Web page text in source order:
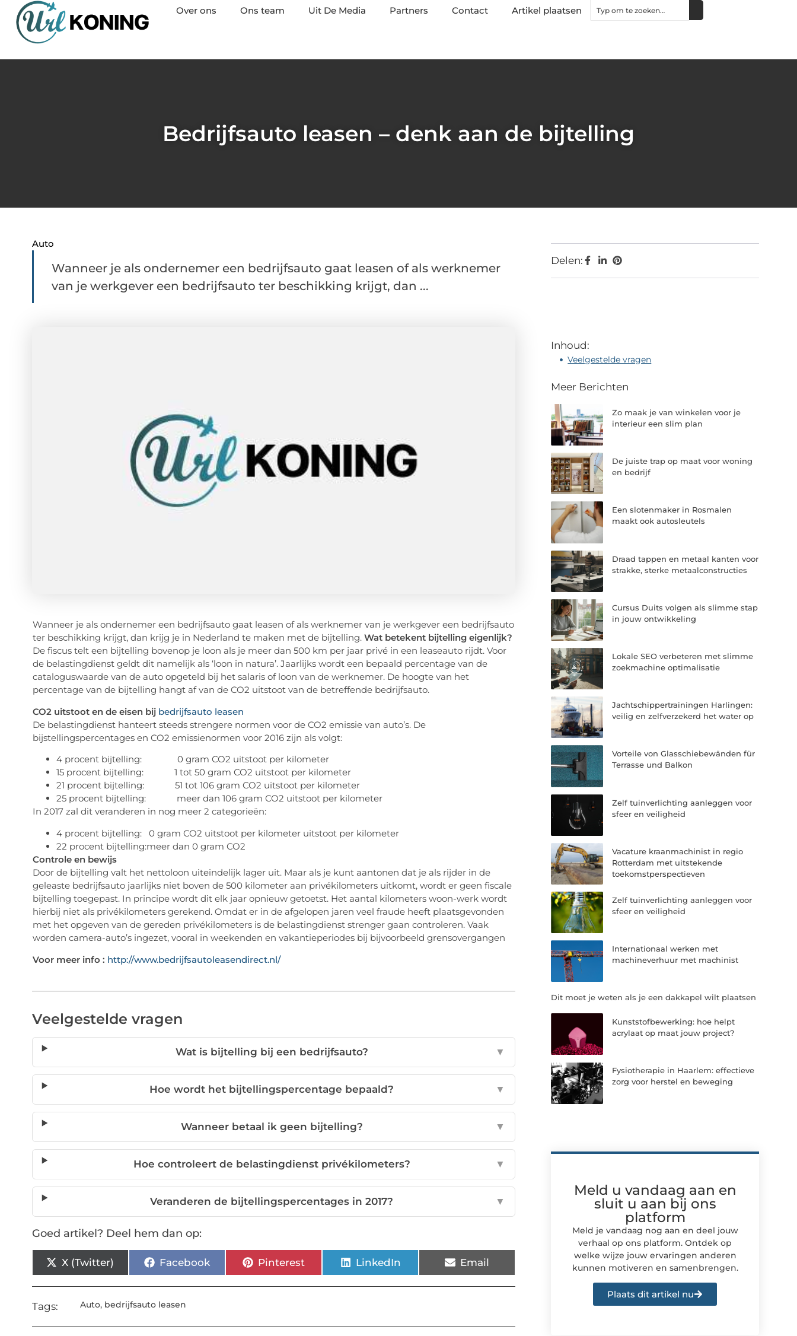
Over ons Ons team Uit De Media Partners Contact Artikel plaatsen
Bedrijfsauto leasen – denk aan de bijtelling
Auto
Wanneer je als ondernemer een bedrijfsauto gaat leasen of als werknemer
van je werkgever een bedrijfsauto ter beschikking krijgt, dan ...
Wanneer je als ondernemer een bedrijfsauto gaat leasen of als werknemer van je werkgever een bedrijfsauto
ter beschikking krijgt, dan krijg je in Nederland te maken met de bijtelling. Wat betekent bijtelling eigenlijk?
De fiscus telt een bijtelling bovenop je loon als je meer dan 500 km per jaar privé in een leaseauto rijdt. Voor
de belastingdienst geldt dit namelijk als ‘loon in natura’. Jaarlijks wordt een bepaald percentage van de
cataloguswaarde van de auto opgeteld bij het salaris of loon van de werknemer. De hoogte van het
percentage van de bijtelling hangt af van de CO2 uitstoot van de betreffende bedrijfsauto.
CO2 uitstoot en de eisen bij bedrijfsauto leasen
De belastingdienst hanteert steeds strengere normen voor de CO2 emissie van auto’s. De
bijstellingspercentages en CO2 emissienormen voor 2016 zijn als volgt:
4 procent bijtelling: 0 gram CO2 uitstoot per kilometer
15 procent bijtelling: 1 tot 50 gram CO2 uitstoot per kilometer
21 procent bijtelling: 51 tot 106 gram CO2 uitstoot per kilometer
25 procent bijtelling: meer dan 106 gram CO2 uitstoot per kilometer
In 2017 zal dit veranderen in nog meer 2 categorieën:
4 procent bijtelling: 0 gram CO2 uitstoot per kilometer uitstoot per kilometer
22 procent bijtelling:meer dan 0 gram CO2
Controle en bewijs
Door de bijtelling valt het nettoloon uiteindelijk lager uit. Maar als je kunt aantonen dat je als rijder in de
geleaste bedrijfsauto jaarlijks niet boven de 500 kilometer aan privékilometers uitkomt, wordt er geen fiscale
bijtelling toegepast. In principe wordt dit elk jaar opnieuw getoetst. Het aantal kilometers woon-werk wordt
hierbij niet als privékilometers gerekend. Omdat er in de afgelopen jaren veel fraude heeft plaatsgevonden
met het opgeven van de gereden privékilometers is de belastingdienst strenger gaan controleren. Vaak
worden camera-auto’s ingezet, vooral in weekenden en vakantieperiodes bij bijvoorbeeld grensovergangen
Voor meer info : http://www.bedrijfsautoleasendirect.nl/
Veelgestelde vragen
Wat is bijtelling bij een bedrijfsauto? ▼
Hoe wordt het bijtellingspercentage bepaald? ▼
Wanneer betaal ik geen bijtelling? ▼
Hoe controleert de belastingdienst privékilometers? ▼
Veranderen de bijtellingspercentages in 2017? ▼
Goed artikel? Deel hem dan op:
X (Twitter) Facebook Pinterest LinkedIn Email
Tags: Auto, bedrijfsauto leasen
Delen:
Inhoud:
Veelgestelde vragen
Meer Berichten
Zo maak je van winkelen voor je
interieur een slim plan
De juiste trap op maat voor woning
en bedrijf
Een slotenmaker in Rosmalen
maakt ook autosleutels
Draad tappen en metaal kanten voor
strakke, sterke metaalconstructies
Cursus Duits volgen als slimme stap
in jouw ontwikkeling
Lokale SEO verbeteren met slimme
zoekmachine optimalisatie
Jachtschippertrainingen Harlingen:
veilig en zelfverzekerd het water op
Vorteile von Glasschiebewänden für
Terrasse und Balkon
Zelf tuinverlichting aanleggen voor
sfeer en veiligheid
Vacature kraanmachinist in regio
Rotterdam met uitstekende
toekomstperspectieven
Zelf tuinverlichting aanleggen voor
sfeer en veiligheid
Internationaal werken met
machineverhuur met machinist
Dit moet je weten als je een dakkapel wilt plaatsen
Kunststofbewerking: hoe helpt
acrylaat op maat jouw project?
Fysiotherapie in Haarlem: effectieve
zorg voor herstel en beweging
Meld u vandaag aan en
sluit u aan bij ons
platform
Meld je vandaag nog aan en deel jouw
verhaal op ons platform. Ontdek op
welke wijze jouw ervaringen anderen
kunnen motiveren en samenbrengen.
Plaats dit artikel nu